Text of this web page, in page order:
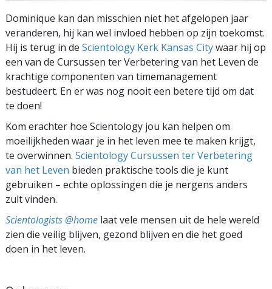
Dominique kan dan misschien niet het afgelopen jaar
veranderen, hij kan wel invloed hebben op zijn toekomst.
Hij is terug in de Scientology Kerk Kansas Citywaar hij op
een van de Cursussen ter Verbetering van het Leven de
krachtige componenten van timemanagement
bestudeert. En er was nog nooit een betere tijd om dat
te doen!
Kom erachter hoe Scientology jou kan helpen om
moeilijkheden waar je in het leven mee te maken krijgt,
te overwinnen. Scientology Cursussen ter Verbetering
van het Leven bieden praktische tools die je kunt
gebruiken – echte oplossingen die je nergens anders
zult vinden.
Scientologists @home laat vele mensen uit de hele wereld
zien die veilig blijven, gezond blijven en die het goed
doen in het leven.